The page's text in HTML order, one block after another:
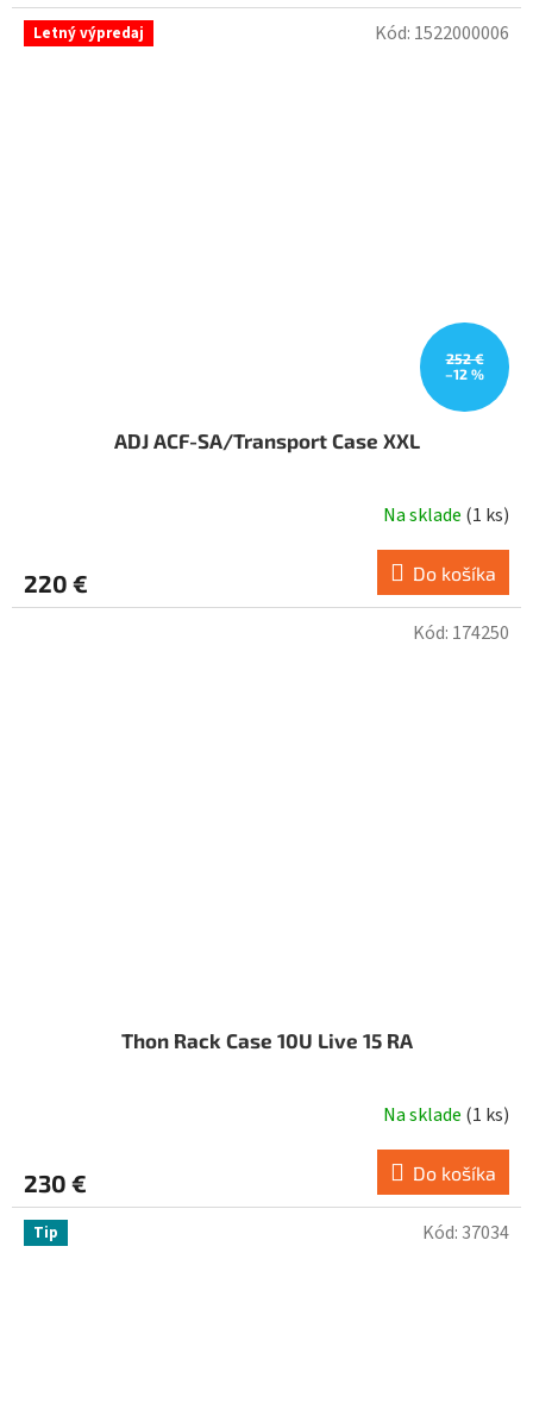
Letný výpredaj
252 €
–12 %
ADJ ACF-SA/Transport Case XXL
Na sklade (1 ks)
220 € Do košíka
Kód: 1522000006
Thon Rack Case 10U Live 15 RA
Na sklade (1 ks)
230 € Do košíka
Kód: 174250
Tip Kód: 37034